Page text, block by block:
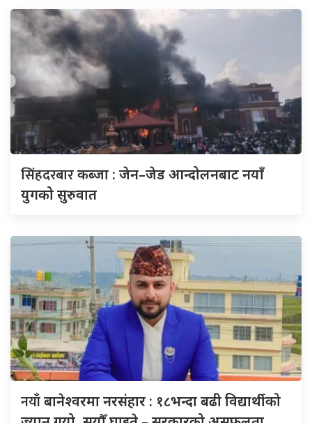
सिंहदरबारकब्जा : जेन–जेड आन्दोलनबाट नयाँ
युगको सुरुवात
नयाँबानेश्वरमा नरसंहार : १८भन्दा बढी विद्यार्थीको